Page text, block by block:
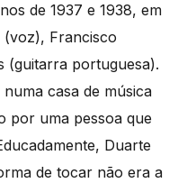
de 1937 e 1938, em
(voz), Francisco
(guitarra portuguesa).
casa de música
por uma pessoa que
Duarte
de tocar não era a